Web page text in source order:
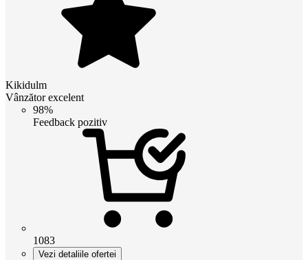
Kikidulm
Vânzător excelent
98%
Feedback pozitiv
1083
Vezi detaliile ofertei